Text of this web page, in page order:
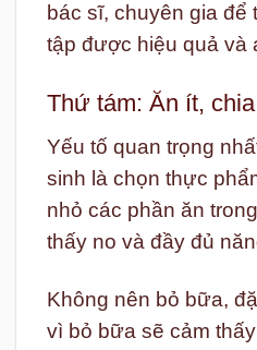
bác sĩ, chuyên gia để
tập được hiệu quả và
Thứ tám: Ăn ít,
Yếu tố quan trọng
sinh là chọn thực
nhỏ các phần ăn
thấy no và đầy đủ
Không nên bỏ bữa,
vì bỏ bữa sẽ cảm